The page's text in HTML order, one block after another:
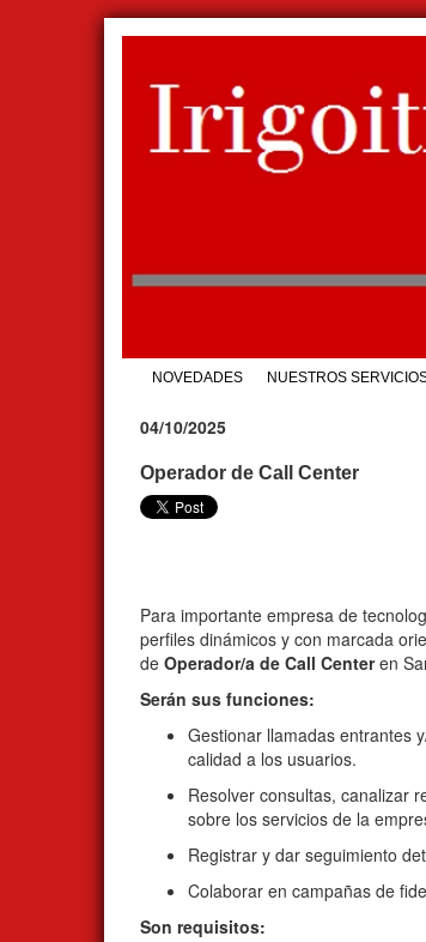
NOVEDADES NUESTROS
04/10/2025
Operador de Call Center
Para importante empresa de
perfiles dinámicos y con marcada
de Operador/a de Call Centeren
Serán sus funciones:
Gestionar llamadas entrantes
calidad a los usuarios.
Resolver consultas, canalizar
sobre los servicios de la
Registrar y dar seguimiento
Colaborar en campañas de
Son requisitos: